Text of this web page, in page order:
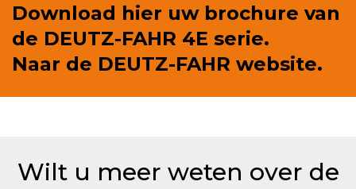
Download hier uw brochure van
de DEUTZ-FAHR 4E serie.
Naar de DEUTZ-FAHR website.
Wilt u meer weten over de